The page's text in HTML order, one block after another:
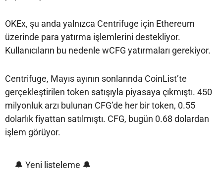
OKEx, şu anda yalnızca Centrifuge için Ethereum
üzerinde para yatırma işlemlerini destekliyor.
Kullanıcıların bu nedenle wCFG yatırmaları gerekiyor.
Centrifuge, Mayıs ayının sonlarında CoinList’te
gerçekleştirilen token satışıyla piyasaya çıkmıştı. 450
milyonluk arzı bulunan CFG’de her bir token, 0.55
dolarlık fiyattan satılmıştı. CFG, bugün 0.68 dolardan
işlem görüyor.
🔔 Yeni listeleme 🔔